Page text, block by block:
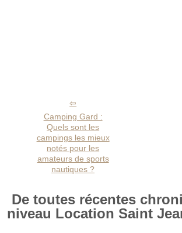
Camping Gard :
Quels sont les
campings les mieux
notés pour les
amateurs de sports
nautiques ?
De toutes récentes
niveau Location Saint